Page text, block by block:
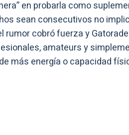
en probarla como
sean consecutivos no
rumor cobró fuerza y
amateurs y
más energía o capacidad